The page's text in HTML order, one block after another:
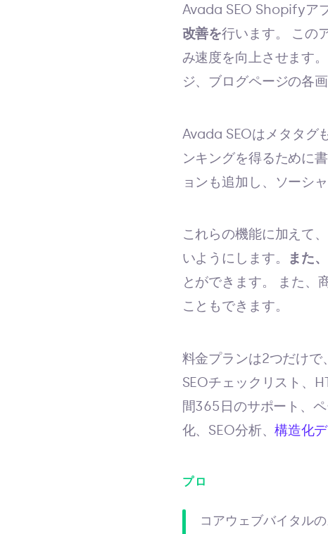
Avada SEO Shopifyア
改善を行います。
この
み速度を向上させます。
ジ、ブログページの各
Avada SEOはメタタグ
ンキングを得るために
ョンも追加し、ソーシ
これらの機能に加えて
いようにします。
また
とができます。 また、
こともできます。
料金プランは2つだけで、
SEOチェックリスト、
間365日のサポート、
化、SEO分析、構造化
プロ
コアウェブバイタル